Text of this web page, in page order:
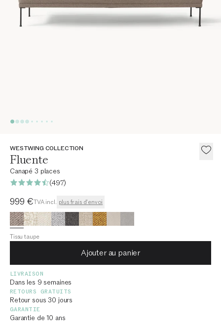
WESTWING COLLECTION
Fluente
Canapé 3 places
(497)
Prix actuel
999 €TVA incl. plus frais d'envoi
Tissu taupe
Ajouter au panier
LIVRAISON
Dans les 9 semaines
RETOURS GRATUITS
Retour sous 30 jours
GARANTIE
Garantie de 10 ans